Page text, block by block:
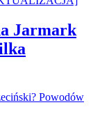
Jarmark